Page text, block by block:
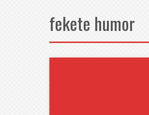
fekete humor